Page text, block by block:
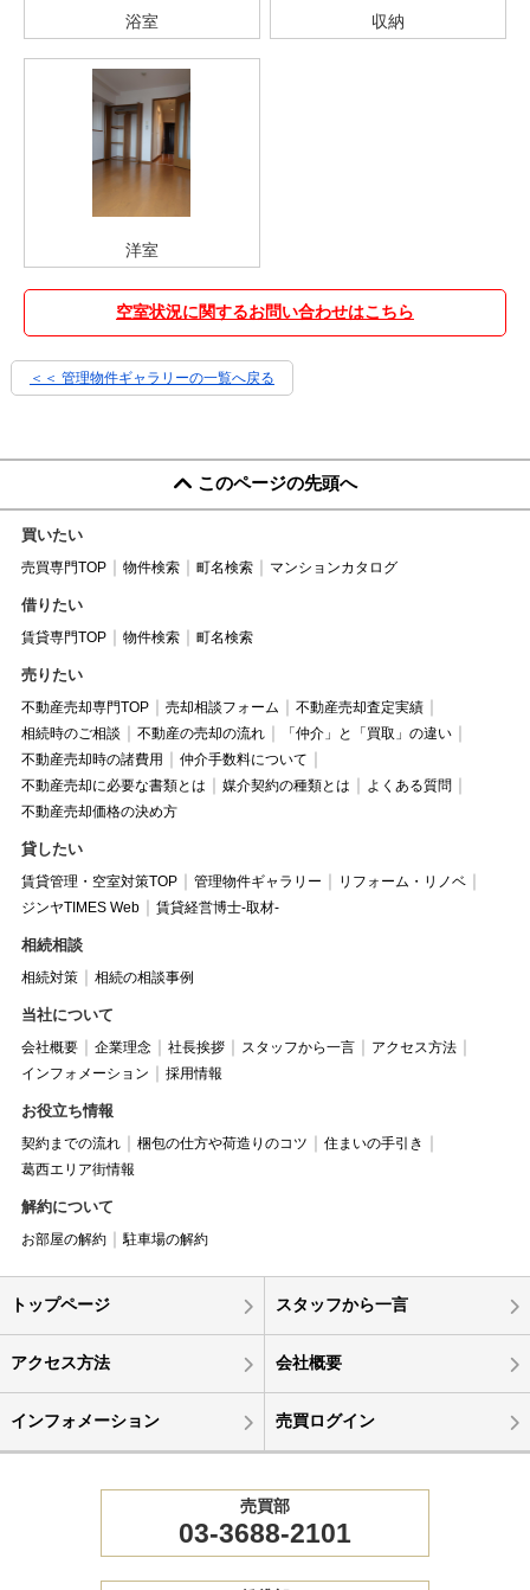
浴室 収納
洋室
空室状況に関するお問い合わせはこちら
＜＜ 管理物件ギャラリーの一覧へ戻る
このページの先頭へ
買いたい
売買専門TOP 物件検索 町名検索 マンションカタログ
借りたい
賃貸専門TOP 物件検索 町名検索
売りたい
不動産売却専門TOP 売却相談フォーム
不動産売却査定実績
相続時のご相談
不動産の売却の流れ
「仲介」と「買取」の違い
不動産売却時の諸費用
仲介手数料について
不動産売却に必要な書類とは
媒介契約の種類とは
よくある質問
不動産売却価格の決め方
貸したい
賃貸管理・空室対策TOP 管理物件ギャラリー
リフォーム・リノベ
ジンヤTIMES Web
賃貸経営博士-取材-
相続相談
相続対策 相続の相談事例
当社について
会社概要 企業理念 社長挨拶 スタッフから一言
アクセス方法
インフォメーション
採用情報
お役立ち情報
契約までの流れ 梱包の仕方や荷造りのコツ
住まいの手引き
葛西エリア街情報
解約について
お部屋の解約 駐車場の解約
トップページ スタッフから一言
アクセス方法 会社概要
インフォメーション 売買ログイン
売買部
03-3688-2101